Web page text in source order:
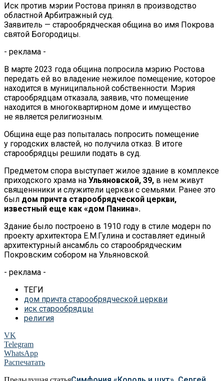
Иск против мэрии Ростова принял в производство
областной Арбитражный суд.
Заявитель — старообрядческая община во имя Покрова
святой Богородицы.
- реклама -
В марте 2023 года община попросила мэрию Ростова
передать ей во владение нежилое помещение, которое
находится в муниципальной собственности. Мэрия
старообрядцам отказала, заявив, что помещение
находится в многоквартирном доме и имущество
не является религиозным.
Община еще раз попыталась попросить помещение
у городских властей, но получила отказ. В итоге
старообрядцы решили подать в суд.
Предметом спора выступает жилое здание в комплексе
приходского храма на Ульяновской, 39, в нем живут
священнники и служители церкви с семьями. Ранее это
был дом причта старообрядческой церкви,
известный еще как «дом Панина».
Здание было построено в 1910 году в стиле модерн по
проекту архитектора Е.М.Гулина и составляет единый
архитектурный ансамбль со старообрядческим
Покровским собором на Ульяновской.
- реклама -
ТЕГИ
дом причта старообрядческой церкви
иск старообрядцы
религия
VK
Telegram
WhatsApp
Распечатать